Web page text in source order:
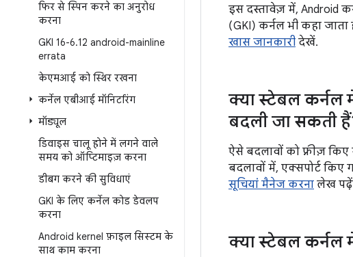
फिर से स्पिन करने का अनुरोध
करना
GKI 16-6.12 android-mainline
errata
केएमआई को स्थिर रखना
कर्नेल एबीआई मॉनिटरिंग
मॉड्यूल
डिवाइस चालू होने में लगने वाले
समय को ऑप्टिमाइज़ करना
डीबग करने की सुविधाएं
GKI के लिए कर्नेल कोड डेवलप
करना
Android kernel फ़ाइल सिस्टम के
साथ काम करना
इस दस्तावेज़ में, Android
(GKI) कर्नल भी कहा
खास जानकारी देखें.
क्या स्टेबल
बदली जा सकती
ऐसे बदलावों को फ़्रीज़
बदलावों में, एक्सपोर्ट
सूचियां मैनेज करना लेख
क्या स्टेबल कर्नल